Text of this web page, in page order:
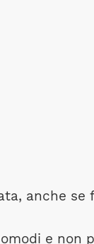
anche se
e non